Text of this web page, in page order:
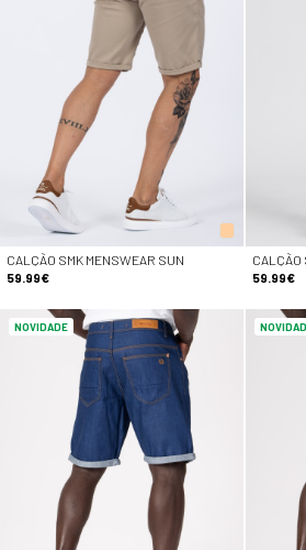
CALÇÃO SMK MENSWEAR SUN
59.99€
CALÇÃO
59.99€
NOVIDADE